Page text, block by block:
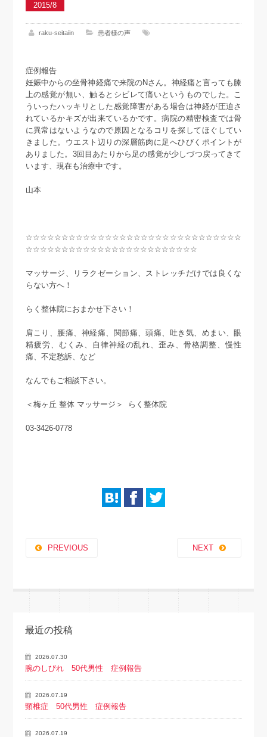
2015/8
raku-seitaiin 患者様の声
症例報告
妊娠中からの坐骨神経痛で来院のNさん。神経痛と言っても膝
上の感覚が無い、触るとシビレて痛いというものでした。こ
ういったハッキリとした感覚障害がある場合は神経が圧迫さ
れているかキズが出来ているかです。病院の精密検査では骨
に異常はないようなので原因となるコリを探してほぐしてい
きました。ウエスト辺りの深層筋肉に足へひびくポイントが
ありました。3回目あたりから足の感覚が少しづつ戻ってきて
います、現在も治療中です。
山本
☆☆☆☆☆☆☆☆☆☆☆☆☆☆☆☆☆☆☆☆☆☆☆☆☆☆☆☆☆☆
☆☆☆☆☆☆☆☆☆☆☆☆☆☆☆☆☆☆☆☆☆☆☆☆
マッサージ、リラクゼーション、ストレッチだけでは良くな
らない方へ！
らく整体院におまかせ下さい！
肩こり、腰痛、神経痛、関節痛、頭痛、吐き気、めまい、眼
精疲労、むくみ、自律神経の乱れ、歪み、骨格調整、慢性
痛、不定愁訴、など
なんでもご相談下さい。
＜梅ヶ丘 整体 マッサージ＞ らく整体院
03-3426-0778
PREVIOUS NEXT
最近の投稿
2026.07.30
腕のしびれ 50代男性 症例報告
2026.07.19
頸椎症 50代男性 症例報告
2026.07.19